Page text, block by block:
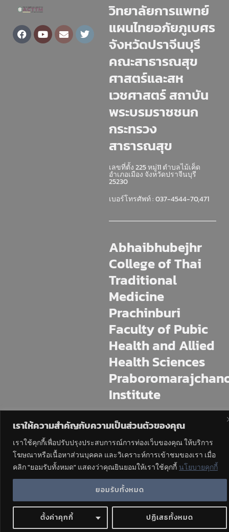
เราให้ความสำคัญกับความเป็นส่วนตัวของคุณ
เราใช้คุกกี้เพื่อปรับปรุงประสบการณ์การท่องเว็บของคุณ ให้บริการ
โฆษณาหรือเนื้อหาส่วนบุคคล และวิเคราะห์การเข้าชมของเรา เมื่อ
คลิก "ยอมรับทั้งหมด" แสดงว่าคุณยินยอมให้เราใช้คุกกี้ นโยบายคุกกี้
ตั้งค่าคุกกี้ ปฏิเสธทั้งหมด
ยอมรับทั้งหมด
Facebook
YoutubeEnvelopeTwitter
วิทยาลัยการแพทย์
แผนไทยอภัยภูเบศร
จังหวัดปราจีนบุรี
คณะสาธารณสุข
ศาสตร์และสห
เวชศาสตร์ สถาบัน
พระบรมราชชนก
กระทรวง
สาธารณสุข
เลขที่ตั้ง 225 หมู่11 ตำบลไม้เค็ด
อำเภอเมือง จังหวัดปราจีนบุรี
25230
เบอร์โทรศัพท์ : 037-4544-70,471
Abhaibhubejhr
College of Thai
Traditional
Medicine
Prachinburi
Faculty of Pubic
Health and Allied
Health Sciences
Institute
Prachinburi, Prachin Buri, 25230
Tel : 037-4544-70,471